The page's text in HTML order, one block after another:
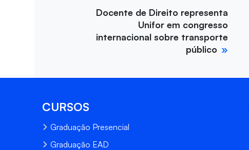
Docente de Direito representa
Unifor em congresso
internacional sobre transporte
público
CURSOS
Graduação Presencial
Graduação EAD